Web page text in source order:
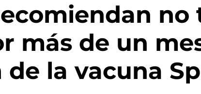
no
más de un
de la vacuna